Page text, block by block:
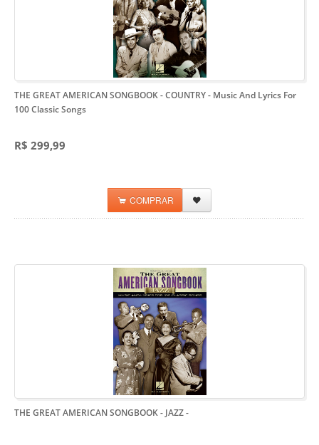
THE GREAT AMERICAN SONGBOOK - COUNTRY- Music And Lyrics For
100 Classic Songs
R$ 299,99
COMPRAR
THE GREAT AMERICAN SONGBOOK - JAZZ-